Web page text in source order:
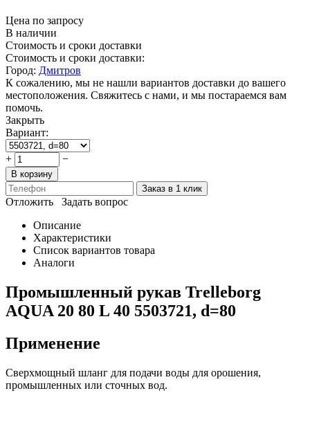
Цена по запросу
В наличии
Стоимость и сроки доставки
Стоимость и сроки доставки:
Город: Дмитров
К сожалению, мы не нашли вариантов доставки до вашего
местоположения. Свяжитесь с нами, и мы постараемся вам
помочь.
Закрыть
Вариант:
+ −
В корзину
Заказ в 1 клик
Отложить
Задать вопрос
Описание
Характеристики
Список вариантов товара
Аналоги
Промышленный рукав Trelleborg
AQUA 20 80 L 40 5503721, d=80
Применение
Сверхмощный шланг для подачи воды для орошения,
промышленных или сточных вод.